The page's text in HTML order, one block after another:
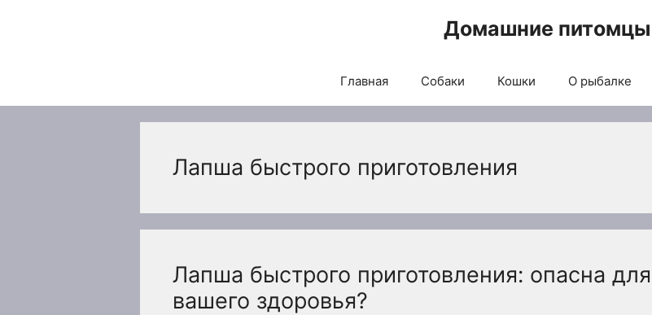
Домашние питомцы
Главная Собаки Кошки О рыбалке
Лапша быстрого приготовления
Лапша быстрого приготовления: опасна для
вашего здоровья?